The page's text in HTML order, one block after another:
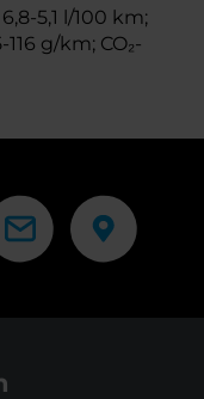
5,1 l/100 km;
g/km; CO₂-